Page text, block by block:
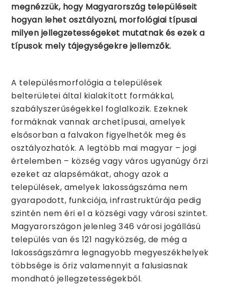
megnézzük, hogy Magyarország településeit
hogyan lehet osztályozni, morfológiai típusai
milyen jellegzetességeket mutatnak és ezek a
típusok mely tájegységekre jellemzők.
A településmorfológia a települések
belterületei által kialakított formákkal,
szabályszerűségekkel foglalkozik. Ezeknek
formáknak vannak archetípusai, amelyek
elsősorban a falvakon figyelhetők meg és
osztályozhatók. A legtöbb mai magyar – jogi
értelemben – község vagy város ugyanúgy őrzi
ezeket az alapsémákat, ahogy azok a
települések, amelyek lakosságszáma nem
gyarapodott, funkciója, infrastruktúrája pedig
szintén nem éri el a községi vagy városi szintet.
Magyarországon jelenleg 346 városi jogállású
település van és 121 nagyközség, de még a
lakosságszámra legnagyobb megyeszékhelyek
többsége is őriz valamennyit a falusiasnak
mondható jellegzetességekből.